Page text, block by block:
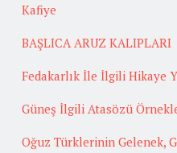
Kafiye
BAŞLICA ARUZ KALIPLARI
Fedakarlık İle İlgili Hikaye
Güneş İlgili Atasözü
Oğuz Türklerinin Gelenek,